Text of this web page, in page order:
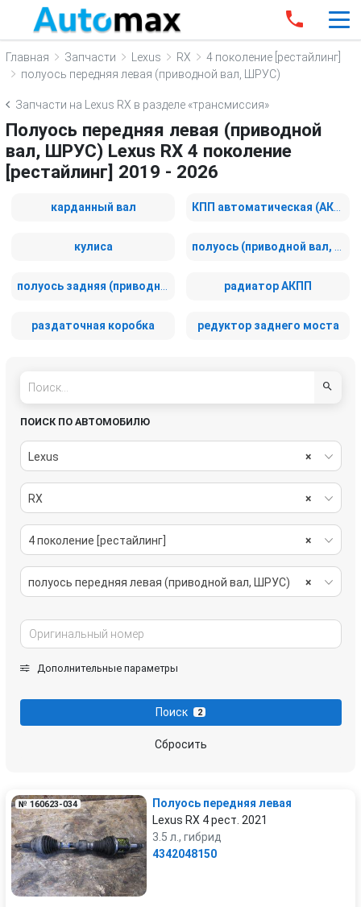
Главная Запчасти Lexus RX
4 поколение [рестайлинг]
полуось передняя левая (приводной вал, ШРУС)
Запчасти на Lexus RX в разделе «трансмиссия»
Полуось передняя левая (приводной
вал, ШРУС) Lexus RX 4 поколение
[рестайлинг] 2019 - 2026
карданный вал
кулиса
радиатор АКПП
раздаточная коробка редуктор заднего моста
ПОИСК ПО АВТОМОБИЛЮ
×
Lexus
×
RX
×
4 поколение [рестайлинг]
×
полуось передняя левая (приводной вал, ШРУС)
Дополнительные параметры
Поиск 2
Сбросить
№ 160623-034
Полуось передняя левая
Lexus RX 4 рест. 2021
3.5 л., гибрид
4342048150